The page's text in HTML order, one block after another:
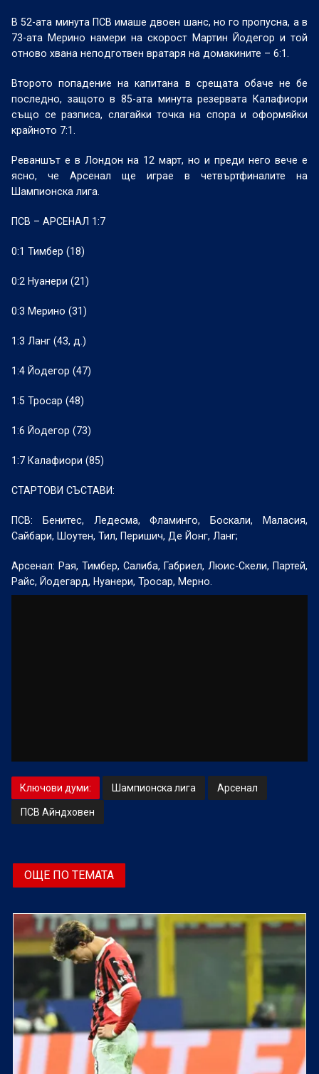
В 52-ата минута ПСВ имаше двоен шанс, но го пропусна, а в
73-ата Мерино намери на скорост Мартин Йодегор и той
отново хвана неподготвен вратаря на домакините – 6:1.
Второто попадение на капитана в срещата обаче не бе
последно, защото в 85-ата минута резервата Калафиори
също се разписа, слагайки точка на спора и оформяйки
крайното 7:1.
Реваншът е в Лондон на 12 март, но и преди него вече е
ясно, че Арсенал ще играе в четвъртфиналите на
Шампионска лига.
ПСВ – АРСЕНАЛ 1:7
0:1 Тимбер (18)
0:2 Нуанери (21)
0:3 Мерино (31)
1:3 Ланг (43, д.)
1:4 Йодегор (47)
1:5 Тросар (48)
1:6 Йодегор (73)
1:7 Калафиори (85)
СТАРТОВИ СЪСТАВИ:
ПСВ: Бенитес, Ледесма, Фламинго, Боскали, Маласия,
Сайбари, Шоутен, Тил, Перишич, Де Йонг, Ланг;
Арсенал: Рая, Тимбер, Салиба, Габриел, Люис-Скели, Партей,
Райс, Йодегард, Нуанери, Тросар, Мерно.
Ключови думи: Шампионска лига Арсенал
ПСВ Айндховен
ОЩЕ ПО ТЕМАТА